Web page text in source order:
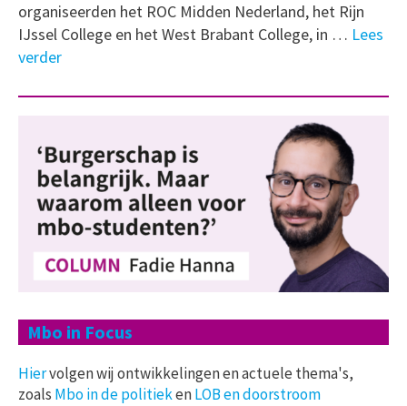
organiseerden het ROC Midden Nederland, het Rijn
IJssel College en het West Brabant College, in … Lees
verder
Mbo in Focus
Hiervolgen wij ontwikkelingen en actuele thema's,
zoals Mbo in de politiekenLOB en doorstroom